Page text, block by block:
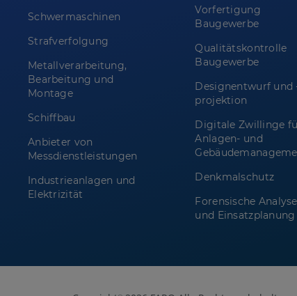
Schwermaschinen
Strafverfolgung
Metallverarbeitung,
Bearbeitung und
Montage
Schiffbau
Anbieter von
Messdienstleistungen
Industrieanlagen und
Elektrizität
Vorfertigung
Baugewerbe
Qualitätskontrolle
Baugewerbe
Designentwurf und
projektion
Digitale Zwillinge
Anlagen- und
Denkmalschutz
Forensische Analyse
und Einsatzplanung